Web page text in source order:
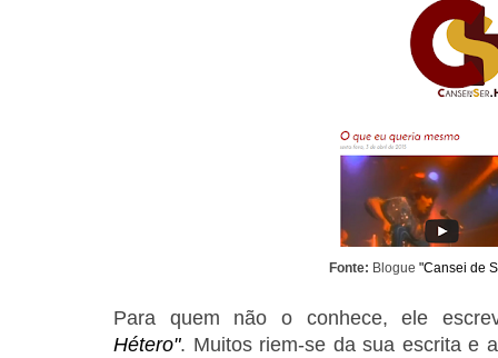
Fonte: Blogue"Cansei de
Para quem não o conhece, ele
Hétero". Muitos riem-se da sua escrita e